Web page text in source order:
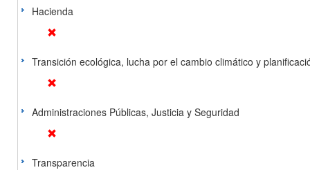
Hacienda
Transición ecológica, lucha por el cambio climático y
Administraciones Públicas, Justicia y Seguridad
Transparencia